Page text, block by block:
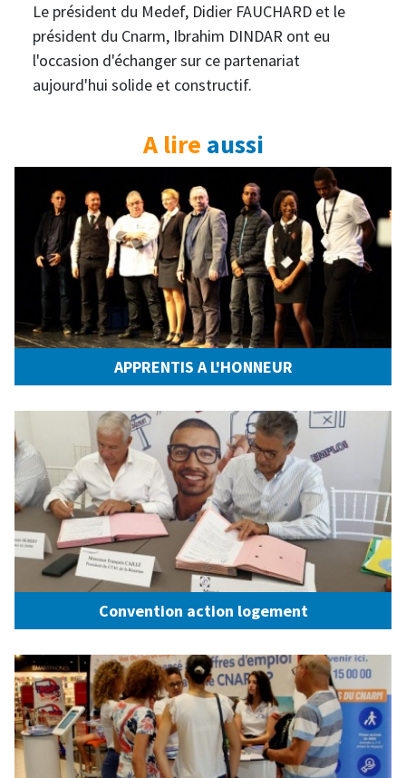
Le président du Medef, Didier FAUCHARD et le
président du Cnarm, Ibrahim DINDAR ont eu
l'occasion d'échanger sur ce partenariat
aujourd'hui solide et constructif.
A lire aussi
APPRENTIS A L'HONNEUR
Convention action logement